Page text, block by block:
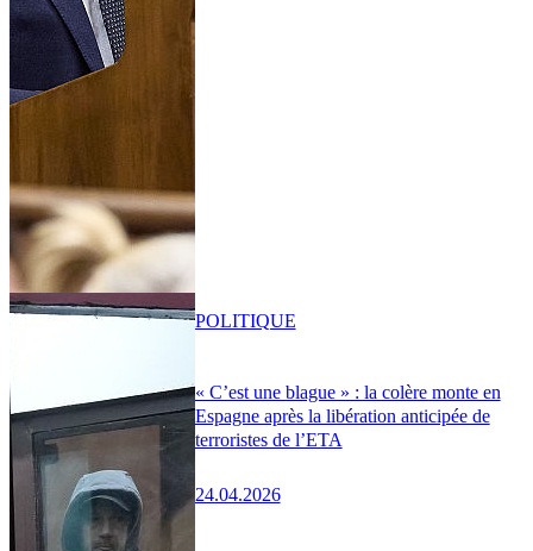
« C’est une blague » : la colère monte en
Espagne après la libération anticipée de
terroristes de l’ETA
24.04.2026
POLITIQUE